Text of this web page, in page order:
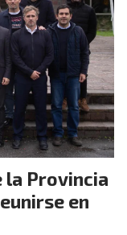
la Provincia
en